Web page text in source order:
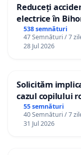
Reduceți
electrice în
538 semnături
47 Semnături / 7
28 Jul 2026
Solicităm
cazul copilului
Gheorghe,
12 ani
55 semnături
40 Semnături / 7
31 Jul 2026